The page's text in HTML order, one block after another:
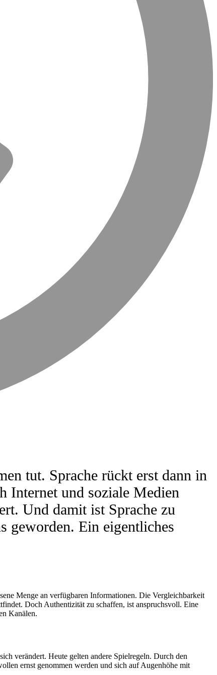
tut. Sprache rückt erst dann in
Internet und soziale Medien
Und damit ist Sprache zu
geworden. Ein eigentliches
Menge an verfügbaren Informationen. Die Vergleichbarkeit
Doch Authentizität zu schaffen, ist anspruchsvoll. Eine
Kanälen.
verändert. Heute gelten andere Spielregeln. Durch den
ernst genommen werden und sich auf Augenhöhe mit